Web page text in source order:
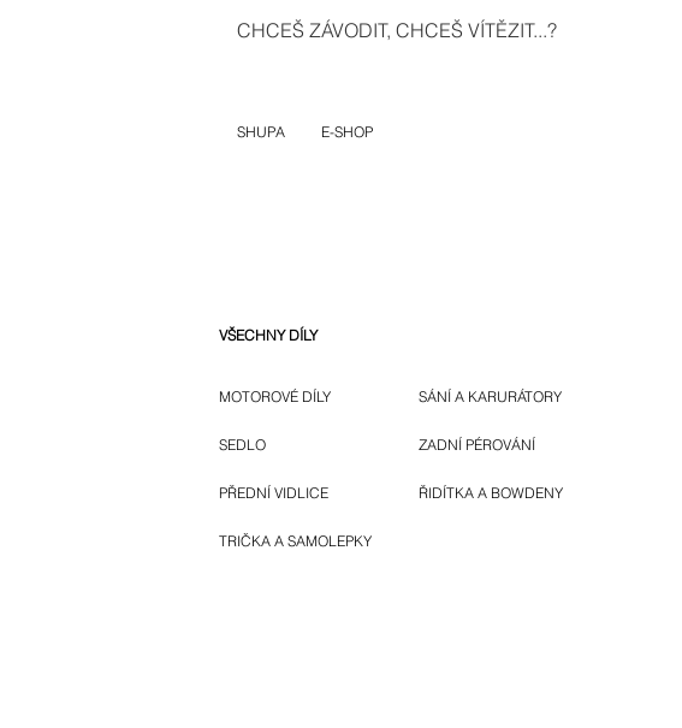
CHCEŠ ZÁVODIT, CHCEŠ VÍTĚZIT...?
SHUPA E-SHOP
VŠECHNY DÍLY
MOTOROVÉ DÍLY
SEDLO
PŘEDNÍ VIDLICE
SÁNÍ A KARURÁTORY
ZADNÍ PÉROVÁNÍ
ŘIDÍTKA A BOWDENY
TRIČKA A SAMOLEPKY